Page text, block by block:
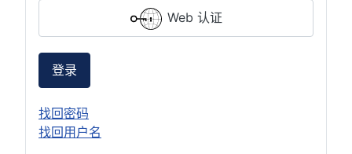
Web 认证
登录
找回密码
找回用户名